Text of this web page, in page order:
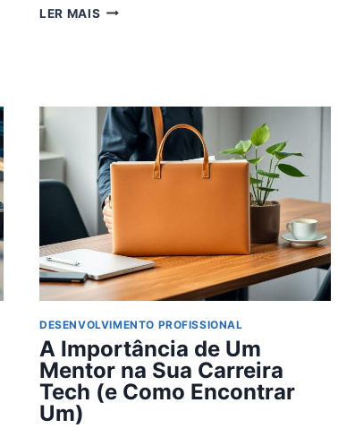
LER MAIS ENTREVISTAS
PASSEI
POR
ELAS
DESENVOLVIMENTO PROFISSIONAL
A Importância de Um
Mentor na Sua Carreira
Tech (e Como Encontrar
Um)